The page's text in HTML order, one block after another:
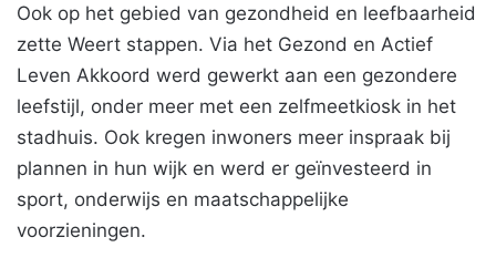
Ook op het gebied van gezondheid en leefbaarheid
zette Weert stappen. Via het Gezond en Actief
Leven Akkoord werd gewerkt aan een gezondere
leefstijl, onder meer met een zelfmeetkiosk in het
stadhuis. Ook kregen inwoners meer inspraak bij
plannen in hun wijk en werd er geïnvesteerd in
sport, onderwijs en maatschappelijke
voorzieningen.